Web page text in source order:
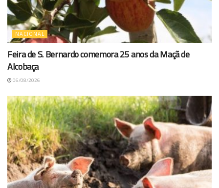
NACIONAL
Feira de S. Bernardo comemora 25 anos da Maçã de
Alcobaça
06/08/2026